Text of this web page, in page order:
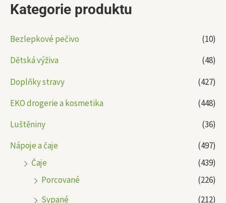
Kategorie produktu
Bezlepkové pečivo
(10)
Dětská výživa
(48)
Doplňky stravy
(427)
EKO drogerie a kosmetika
(448)
Luštěniny
(36)
Nápoje a čaje
(497)
Čaje
(439)
Porcované
(226)
Sypané
(212)